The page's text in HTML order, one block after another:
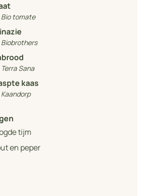
Bio tomate
Biobrothers
Terra Sana
kaas
Kaandorp
tijm
en peper